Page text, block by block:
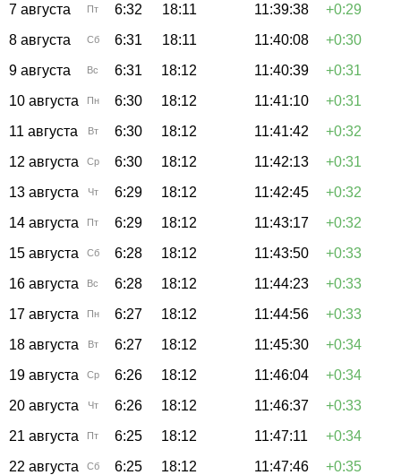
7 августа
Пт 6:32 18:11 11:39:38
+0:29
8 августа
Сб 6:31 18:11 11:40:08
+0:30
9 августа
Вс 6:31 18:12 11:40:39
+0:31
10 августа
Пн 6:30 18:12 11:41:10
+0:31
11 августа
Вт 6:30 18:12 11:41:42
+0:32
12 августа
Ср 6:30 18:12 11:42:13
+0:31
13 августа
Чт 6:29 18:12 11:42:45
+0:32
14 августа
Пт 6:29 18:12 11:43:17
+0:32
15 августа
Сб 6:28 18:12 11:43:50
+0:33
16 августа
Вс 6:28 18:12 11:44:23
+0:33
17 августа
Пн 6:27 18:12 11:44:56
+0:33
18 августа
Вт 6:27 18:12 11:45:30
+0:34
19 августа
Ср 6:26 18:12 11:46:04
+0:34
20 августа
Чт 6:26 18:12 11:46:37
+0:33
21 августа
Пт 6:25 18:12 11:47:11
+0:34
22 августа
Сб 6:25 18:12 11:47:46
+0:35